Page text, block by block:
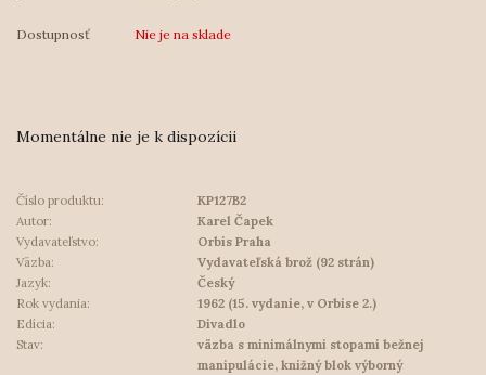
Dostupnosť Nie je na sklade
Momentálne nie je k dispozícii
Číslo produktu:
KP127B2
Autor:
Karel Čapek
Vydavateľstvo:
Orbis Praha
Väzba:
Vydavateľská brož (92 strán)
Jazyk:
Český
Rok vydania:
1962 (15. vydanie, v Orbise 2.)
Edícia:
Divadlo
Stav:
väzba s minimálnymi stopami bežnej
manipulácie, knižný blok výborný